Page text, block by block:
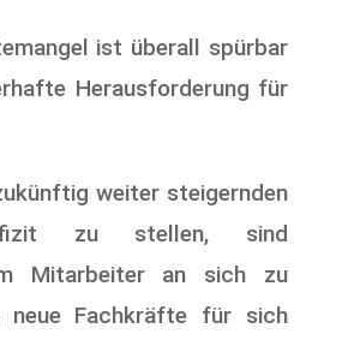
ist überall spürbar
Herausforderung für
weiter steigernden
zu stellen, sind
Mitarbeiter an sich zu
neue Fachkräfte für sich